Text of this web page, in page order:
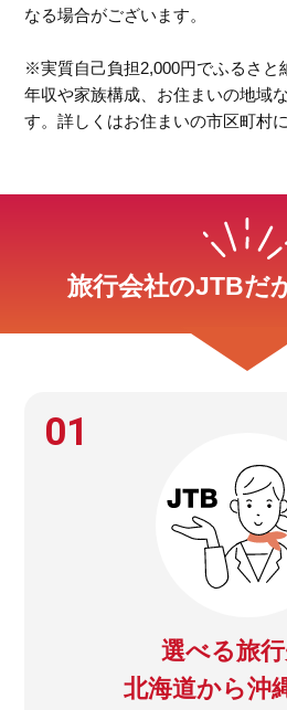
なる場合がございます。
※実質自己負担2,000円でふるさと
年収や家族構成、お住まいの地域
す。詳しくはお住まいの市区町村
旅行会社のJTBだ
01
選べる旅行
北海道から沖